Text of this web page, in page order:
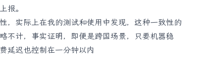
报。
，实际上在我的测试和使用中发现，这种一致性的
不计，事实证明，即便是跨国场景，只要机器稳
延迟也控制在一分钟以内